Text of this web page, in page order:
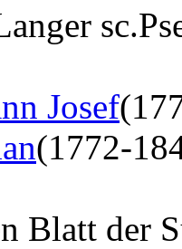
sc.
Josef
(1772-
Blatt der